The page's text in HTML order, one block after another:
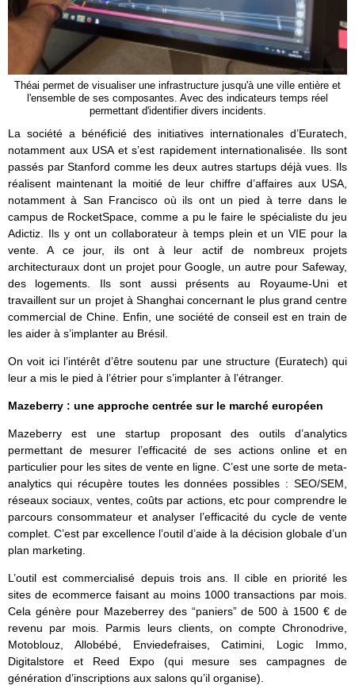
Théai permet de visualiser une infrastructure jusqu'à une ville entière et
l'ensemble de ses composantes. Avec des indicateurs temps réel
permettant d'identifier divers incidents.
La société a bénéficié des initiatives internationales d’Euratech,
notamment aux USA et s’est rapidement internationalisée. Ils sont
passés par Stanford comme les deux autres startups déjà vues. Ils
réalisent maintenant la moitié de leur chiffre d’affaires aux USA,
notamment à San Francisco où ils ont un pied à terre dans le
campus de RocketSpace, comme a pu le faire le spécialiste du jeu
Adictiz. Ils y ont un collaborateur à temps plein et un VIE pour la
vente. A ce jour, ils ont à leur actif de nombreux projets
architecturaux dont un projet pour Google, un autre pour Safeway,
des logements. Ils sont aussi présents au Royaume-Uni et
travaillent sur un projet à Shanghai concernant le plus grand centre
commercial de Chine. Enfin, une société de conseil est en train de
les aider à s’implanter au Brésil.
On voit ici l’intérêt d’être soutenu par une structure (Euratech) qui
leur a mis le pied à l’étrier pour s’implanter à l’étranger.
Mazeberry : une approche centrée sur le marché européen
Mazeberry est une startup proposant des outils d’analytics
permettant de mesurer l’efficacité de ses actions online et en
particulier pour les sites de vente en ligne. C’est une sorte de meta-
analytics qui récupère toutes les données possibles : SEO/SEM,
réseaux sociaux, ventes, coûts par actions, etc pour comprendre le
parcours consommateur et analyser l’efficacité du cycle de vente
complet. C’est par excellence l’outil d’aide à la décision globale d’un
plan marketing.
L’outil est commercialisé depuis trois ans. Il cible en priorité les
sites de ecommerce faisant au moins 1000 transactions par mois.
Cela génère pour Mazeberrey des “paniers” de 500 à 1500 € de
revenu par mois. Parmis leurs clients, on compte Chronodrive,
Motoblouz, Allobébé, Enviedefraises, Catimini, Logic Immo,
Digitalstore et Reed Expo (qui mesure ses campagnes de
génération d’inscriptions aux salons qu’il organise).